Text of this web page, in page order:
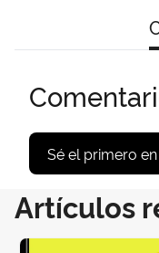
Sé el primero
Artículos